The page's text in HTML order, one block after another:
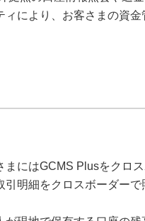
により、お客さまの資金
にはGCMS Plusをクロ
明細をクロスボーダー